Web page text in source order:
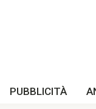
PUBBLICITÀ